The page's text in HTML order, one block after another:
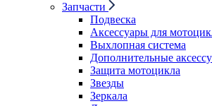
Запчасти
Подвеска
Аксессуары для
Выхлопная система
Дополнительные
Защита мотоцикла
Звезды
Зеркала